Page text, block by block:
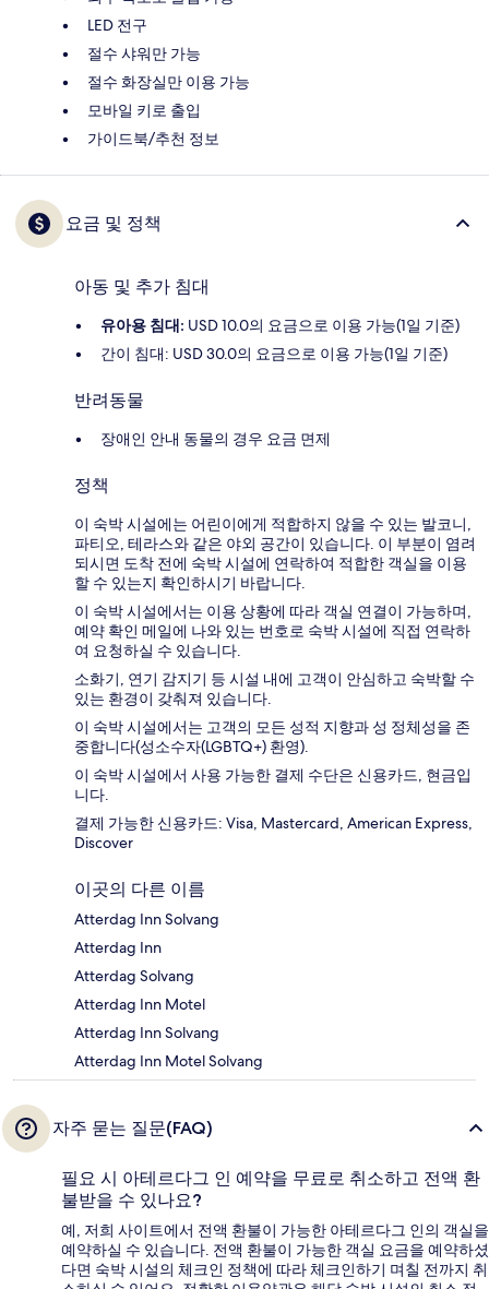
LED 전구
절수 샤워만 가능
절수 화장실만 이용 가능
모바일 키로 출입
가이드북/추천 정보
요금 및 정책
아동 및 추가 침대
유아용 침대: USD 10.0의 요금으로 이용 가능(1일 기준)
간이 침대: USD 30.0의 요금으로 이용 가능(1일 기준)
반려동물
장애인 안내 동물의 경우 요금 면제
정책
이 숙박 시설에는 어린이에게 적합하지 않을 수 있는 발코니,
파티오, 테라스와 같은 야외 공간이 있습니다. 이 부분이 염려
되시면 도착 전에 숙박 시설에 연락하여 적합한 객실을 이용
할 수 있는지 확인하시기 바랍니다.
이 숙박 시설에서는 이용 상황에 따라 객실 연결이 가능하며,
예약 확인 메일에 나와 있는 번호로 숙박 시설에 직접 연락하
여 요청하실 수 있습니다.
소화기, 연기 감지기 등 시설 내에 고객이 안심하고 숙박할 수
있는 환경이 갖춰져 있습니다.
이 숙박 시설에서는 고객의 모든 성적 지향과 성 정체성을 존
중합니다(성소수자(LGBTQ+) 환영).
이 숙박 시설에서 사용 가능한 결제 수단은 신용카드, 현금입
니다.
결제 가능한 신용카드: Visa, Mastercard, American Express,
Discover
이곳의 다른 이름
Atterdag Inn Solvang
Atterdag Inn
Atterdag Solvang
Atterdag Inn Motel
Atterdag Inn Solvang
Atterdag Inn Motel Solvang
자주 묻는 질문(FAQ)
필요 시 아테르다그 인 예약을 무료로 취소하고 전액 환
불받을 수 있나요?
예, 저희 사이트에서 전액 환불이 가능한 아테르다그 인의 객실을
예약하실 수 있습니다. 전액 환불이 가능한 객실 요금을 예약하셨
다면 숙박 시설의 체크인 정책에 따라 체크인하기 며칠 전까지 취